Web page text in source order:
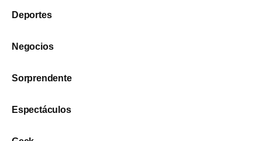
Deportes
Negocios
Sorprendente
Espectáculos